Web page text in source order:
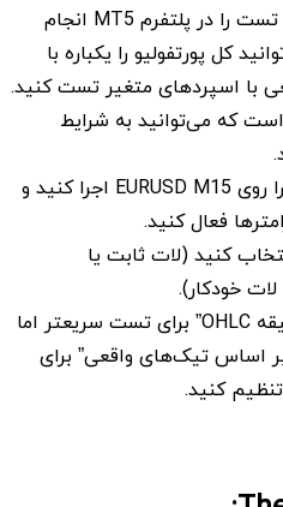
اکیداً توصیه می‌شود بک تست را در پلتفرم MT5 انجام
کل پورتفولیو را یکباره با
با اسپردهای متغیر تست کنید.
که می‌توانید به شرایط
در MT5، تست بازگشتی را روی EURUSD M15 اجرا کنید و
کنید (لات ثابت یا
کیفیت تست را به “1 دقیقه OHLC” برای تست سریعتر اما
اساس تیک‌های واقعی” برای
کنید.